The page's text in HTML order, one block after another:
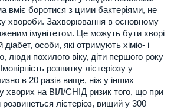
вміє боротися з цими бактеріями, не
хвороби. Захворювання в основному
імунітетом. Це можуть бути хворі
особи, які отримують хіміо- і
люди похилого віку, діти першого року
розвитку лістеріозу у
в 20 разів вище, ніж у інших
хворих на ВІЛ/СНІД ризик того, що при
розвинеться лістеріоз, вищий у 300